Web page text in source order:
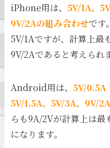
iPhone用は、5V/1A、
9V/2Aの組み合わせです
5V/1Aですが、計算上最
9V/2Aであると考えられ
Android用は、5V/0.5A
5V/1.5A、5V/3A、9V/
らも9A/2Vが計算上は最
になります。